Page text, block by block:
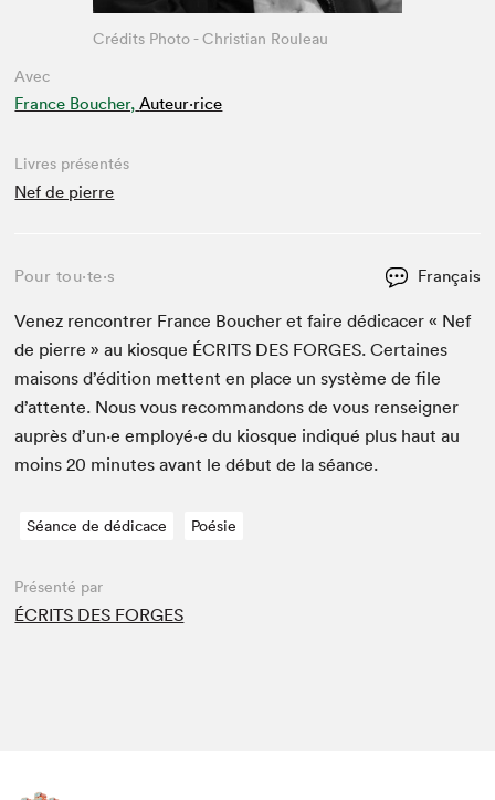
Avec
France Boucher, Auteur·rice
Crédits Photo - Christian Rouleau
Livres présentés
Nef de pierre
Pour tou⋅te⋅s Français
Venez ren­con­tr­er France Bouch­er et faire dédi­cac­er « Nef
de pierre » au kiosque ÉCRITS DES FORGES. Cer­taines
maisons d’édi­tion met­tent en place un sys­tème de file
d’at­tente. Nous vous recom­man­dons de vous ren­seign­er
auprès d’un·e employé·e du kiosque indiqué plus haut au
moins20 min­utes avant le début de la séance.
Séance de dédicace Poésie
Présenté par
ÉCRITS DES FORGES